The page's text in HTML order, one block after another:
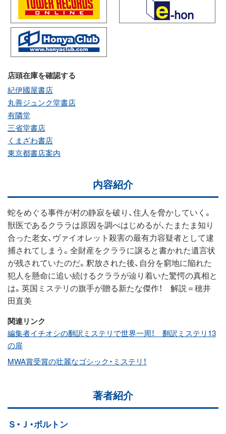
店頭在庫を確認する
紀伊國屋書店
丸善ジュンク堂書店
有隣堂
三省堂書店
くまざわ書店
東京都書店案内
内容紹介
蛇をめぐる事件が村の静寂を破り、住人を脅かしていく。
獣医であるクララは原因を調べはじめるが、たまたま知り
合った老女、ヴァイオレット殺害の最有力容疑者として逮
捕されてしまう。全財産をクララに譲ると書かれた遺言状
が残されていたのだ。釈放された後、自分を窮地に陥れた
犯人を懸命に追い続けるクララが辿り着いた驚愕の真相と
は。英国ミステリの旗手が贈る新たな傑作！ 解説＝穂井
田直美
関連リンク
編集者イチオシの翻訳ミステリで世界一周！ 翻訳ミステリ13
の扉
MWA賞受賞の壮麗なゴシック・ミステリ！
著者紹介
Ｓ・Ｊ・ボルトン